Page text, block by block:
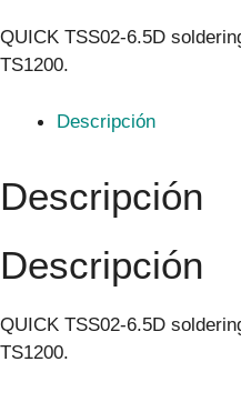
QUICK TSS02-6.5D
TS1200.
Descripción
Descripción
Descripción
QUICK TSS02-6.5D
TS1200.